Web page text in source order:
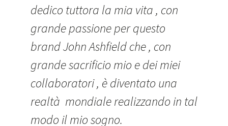
dedico tuttora la mia vita , con
grande passione per questo
brand John Ashfield che , con
grande sacrificio mio e dei miei
collaboratori , è diventato una
realtà mondiale realizzando in tal
modo il mio sogno.